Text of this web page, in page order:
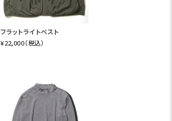
フラットライトベスト
¥22,000（税込）